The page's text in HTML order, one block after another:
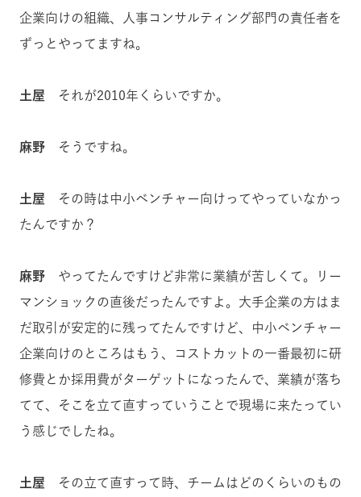
企業向けの組織、人事コンサルティング部門の責任者を
ずっとやってますね。
土屋 それが2010年くらいですか。
麻野 そうですね。
土屋 その時は中小ベンチャー向けってやっていなかっ
たんですか？
麻野 やってたんですけど非常に業績が苦しくて。リー
マンショックの直後だったんですよ。大手企業の方はま
だ取引が安定的に残ってたんですけど、中小ベンチャー
企業向けのところはもう、コストカットの一番最初に研
修費とか採用費がターゲットになったんで、業績が落ち
てて、そこを立て直すっていうことで現場に来たってい
う感じでしたね。
土屋 その立て直すって時、チームはどのくらいのもの